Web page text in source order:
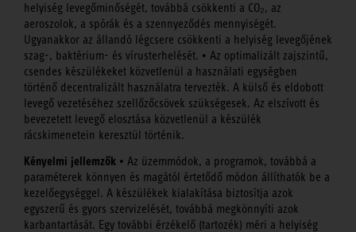
helyiség levegőminőségét, továbbá csökkenti a CO₂, az
aeroszolok, a spórák és a szennyeződés mennyiségét.
Ugyanakkor az állandó légcsere csökkenti a helyiség levegőjének
szag-, baktérium- és vírusterhelését. • Az optimalizált zajszintű,
csendes készülékeket közvetlenül a használati egységben
történő decentralizált használatra tervezték. A külső és eldobott
levegő vezetéséhez szellőzőcsövek szükségesek. Az elszívott és
bevezetett levegő elosztása közvetlenül a készülék
rácskimenetein keresztül történik.
Kényelmi jellemzők • Az üzemmódok, a programok, továbbá a
paraméterek könnyen és magától értetődő módon állíthatók be a
kezelőegységgel. A készülékek kialakítása biztosítja azok
egyszerű és gyors szervizelését, továbbá megkönnyíti azok
karbantartását. Egy további érzékelő (tartozék) méri a helyiség